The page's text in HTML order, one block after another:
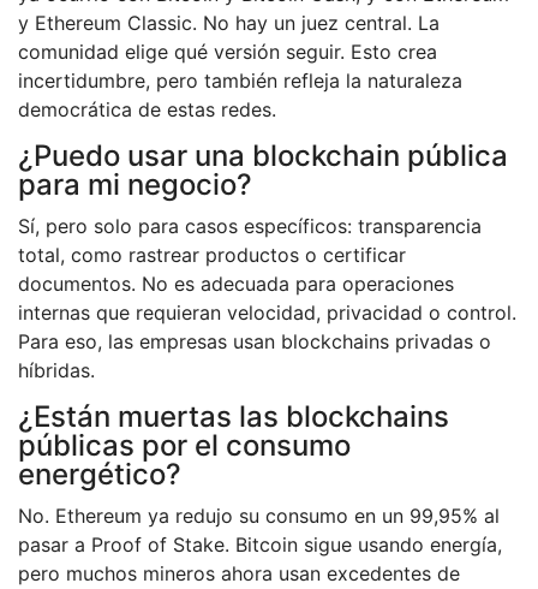
y Ethereum Classic. No hay un juez central. La
comunidad elige qué versión seguir. Esto crea
incertidumbre, pero también refleja la naturaleza
democrática de estas redes.
¿Puedo usar una blockchain pública
para mi negocio?
Sí, pero solo para casos específicos: transparencia
total, como rastrear productos o certificar
documentos. No es adecuada para operaciones
internas que requieran velocidad, privacidad o control.
Para eso, las empresas usan blockchains privadas o
híbridas.
¿Están muertas las blockchains
públicas por el consumo
energético?
No. Ethereum ya redujo su consumo en un 99,95% al
pasar a Proof of Stake. Bitcoin sigue usando energía,
pero muchos mineros ahora usan excedentes de